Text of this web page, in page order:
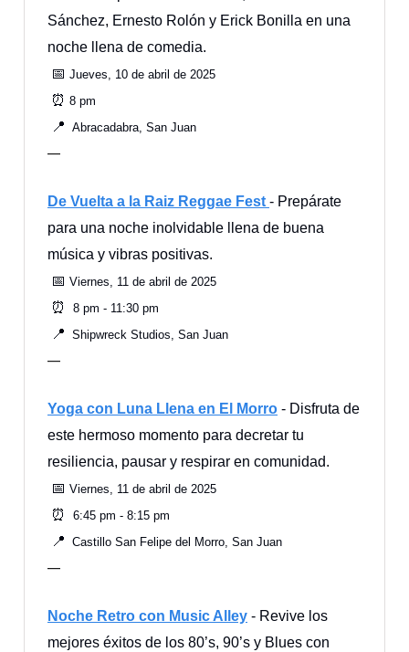
Sánchez, Ernesto Rolón y Erick Bonilla en una
noche llena de comedia.
📅 Jueves, 10 de abril de 2025
⏰ 8 pm
📍 Abracadabra, San Juan
—
De Vuelta a la Raiz Reggae Fest - Prepárate
para una noche inolvidable llena de buena
música y vibras positivas.
📅 Viernes, 11 de abril de 2025
⏰ 8 pm - 11:30 pm
📍 Shipwreck Studios, San Juan
—
Yoga con Luna Llena en El Morro - Disfruta de
este hermoso momento para decretar tu
resiliencia, pausar y respirar en comunidad.
📅 Viernes, 11 de abril de 2025
⏰ 6:45 pm - 8:15 pm
📍 Castillo San Felipe del Morro, San Juan
—
Noche Retro con Music Alley - Revive los
mejores éxitos de los 80’s, 90’s y Blues con